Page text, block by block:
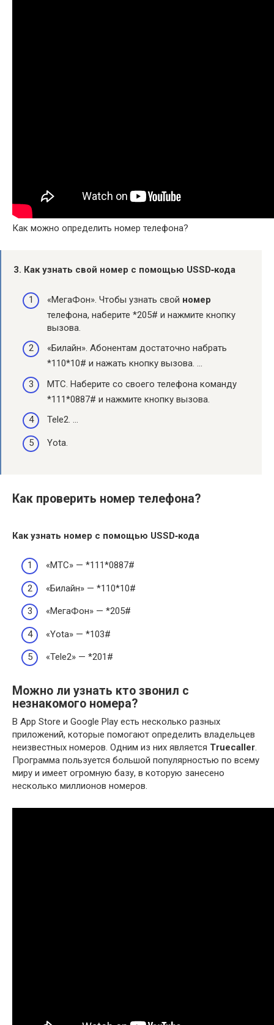
Как можно определить номер телефона?
3. Как узнать свой номер с помощью USSD‑кода
«МегаФон». Чтобы узнать свой номер
телефона, наберите *205# и нажмите кнопку
вызова.
«Билайн». Абонентам достаточно набрать
*110*10# и нажать кнопку вызова. …
МТС. Наберите со своего телефона команду
*111*0887# и нажмите кнопку вызова.
Tele2. …
Yota.
Как проверить номер телефона?
Как узнать номер с помощью USSD‐кода
«МТС» — *111*0887#
«Билайн» — *110*10#
«МегаФон» — *205#
«Yota» — *103#
«Tele2» — *201#
Можно ли узнать кто звонил с
незнакомого номера?
В App Store и Google Play есть несколько разных
приложений, которые помогают определить владельцев
неизвестных номеров. Одним из них является Truecaller.
Программа пользуется большой популярностью по всему
миру и имеет огромную базу, в которую занесено
несколько миллионов номеров.